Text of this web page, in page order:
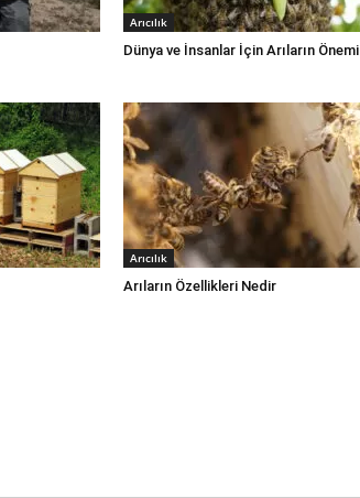
Arıcılık
Dünya ve İnsanlar İçin Arıların Önemi
Arıcılık
Arıların Özellikleri Nedir